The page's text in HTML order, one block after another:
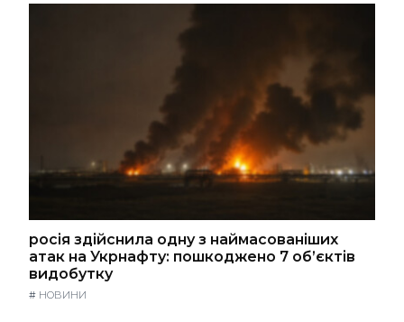
росія здійснила одну з наймасованіших
атак на Укрнафту: пошкоджено 7 об’єктів
видобутку
# НОВИНИ